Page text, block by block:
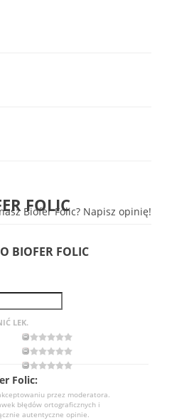
FOLIC
Biofer Folic? Napisz opinię!
BIOFER FOLIC
Folic:
przez moderatora.
błędów ortograficznych i
autentyczne opinie.
LEK.